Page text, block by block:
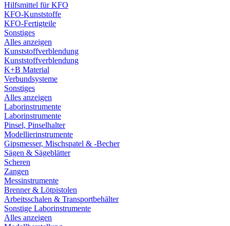
Hilfsmittel für KFO
KFO-Kunststoffe
KFO-Fertigteile
Sonstiges
Alles anzeigen
Kunststoffverblendung
Kunststoffverblendung
K+B Material
Verbundsysteme
Sonstiges
Alles anzeigen
Laborinstrumente
Laborinstrumente
Pinsel, Pinselhalter
Modellierinstrumente
Gipsmesser, Mischspatel & -Becher
Sägen & Sägeblätter
Scheren
Zangen
Messinstrumente
Brenner & Lötpistolen
Arbeitsschalen & Transportbehälter
Sonstige Laborinstrumente
Alles anzeigen